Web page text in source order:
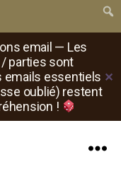
email — Les
parties sont
emails essentiels
oublié) restent
!
✕